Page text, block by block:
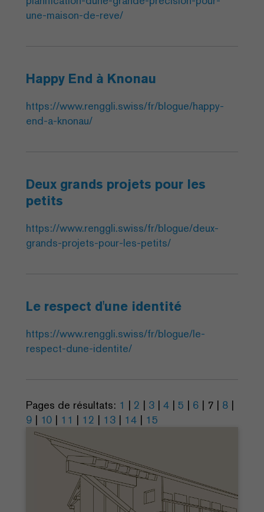
une-maison-de-reve/
Happy End à Knonau
https://www.renggli.swiss/fr/blogue/happy-
end-a-knonau/
Deux grands projets pour les
petits
https://www.renggli.swiss/fr/blogue/deux-
grands-projets-pour-les-petits/
Le respect d'une identité
https://www.renggli.swiss/fr/blogue/le-
respect-dune-identite/
Pages de résultats: 1 | 2 | 3 | 4 | 5 | 6 | 7 | 8 |
9 | 10 | 11 | 12 | 13 | 14 | 15